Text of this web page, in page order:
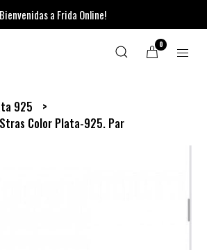
a Frida Online!
0
925
Color Plata-925. Par